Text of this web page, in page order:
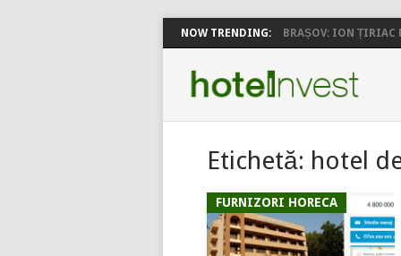
NOW TRENDING: BRAȘOV: ION ȚIRIAC
Etichetă: hotel
FURNIZORI HORECA